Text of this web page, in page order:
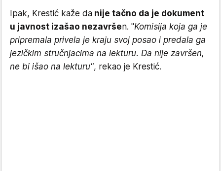
Ipak, Krestić kaže da nije tačno da je dokument
u javnost izašao nezavršen. "Komisija koja ga je
pripremala privela je kraju svoj posao i predala ga
jezičkim stručnjacima na lekturu. Da nije završen,
ne bi išao na lekturu", rekao je Krestić.